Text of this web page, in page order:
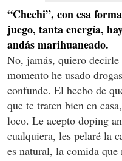
“Chechi”, con esa
juego, tanta energía,
andás marihuaneado.
No, jamás, quiero
momento he usado
confunde. El hecho de
que te traten bien en
loco. Le acepto doping
cualquiera, les pelaré la
es natural, la comida